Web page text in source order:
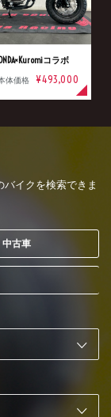
コラボ
体価格 ¥493,000
イクを検索できま
中古車